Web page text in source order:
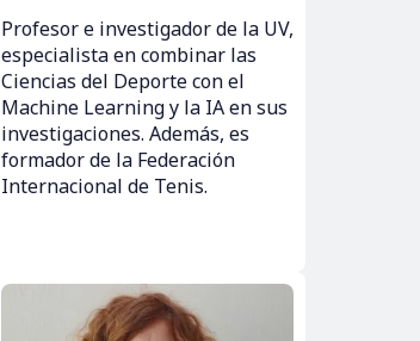
Profesor e investigador de la UV,
especialista en combinar las
Ciencias del Deporte con el
Machine Learning y la IA en sus
investigaciones. Además, es
formador de la Federación
Internacional de Tenis.